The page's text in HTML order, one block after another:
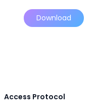
Download
Access Protocol